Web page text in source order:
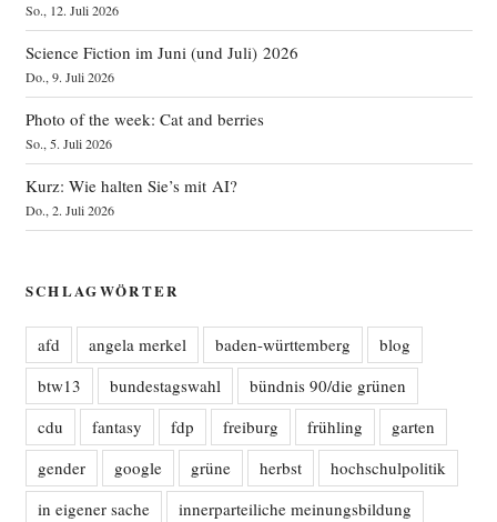
So., 12. Juli 2026
Science Fiction im Juni (und Juli) 2026
Do., 9. Juli 2026
Photo of the week: Cat and berries
So., 5. Juli 2026
Kurz: Wie halten Sie’s mit AI?
Do., 2. Juli 2026
SCHLAGWÖRTER
afd angela merkel baden-württemberg
blog
btw13
bundestagswahl
bündnis 90/die grünen
cdu
fantasy fdp freiburg frühling
garten
gender
google grüne herbst
hochschulpolitik
in eigener sache
innerparteiliche meinungsbildung